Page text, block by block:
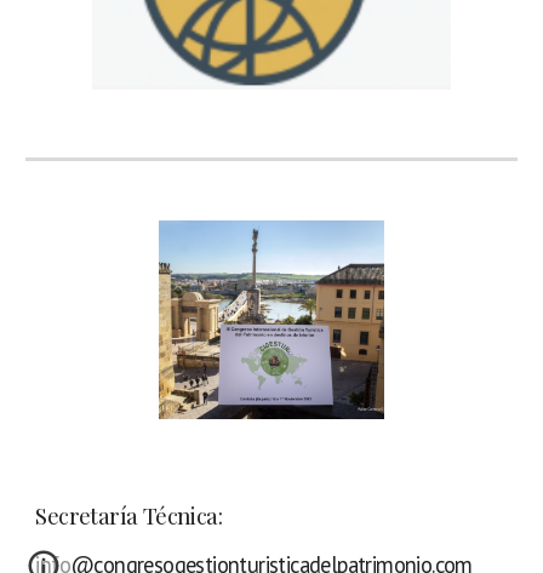
Secretaría Técnica:
info@congresogestionturisticadelpatrimonio.com